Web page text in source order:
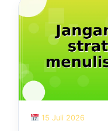
15 Juli 2026